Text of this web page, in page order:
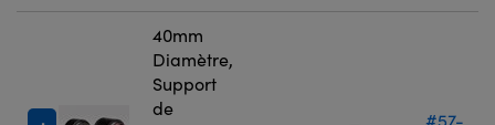
40mm
Diamètre,
Support
de
#57-